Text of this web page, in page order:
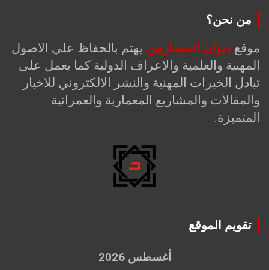
من نحن؟
موقع ديوان المعماريين يهتم بالحفاظ علي الاصول
المهنية والعلمية والاعراف الدولية كما يعمل على
تبادل الخبرات المهنية والنشر الالكتروني للاخبار
والمقالات والمشاريع المعمارية والعمرانية
المتميزة.
تقويم الموقع
أغسطس 2026